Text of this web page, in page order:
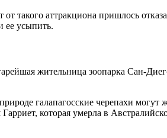
такого аттракциона пришлось
ее усыпить.
жительница зоопарка Сан-
галапагосские черепахи могут
которая умерла в